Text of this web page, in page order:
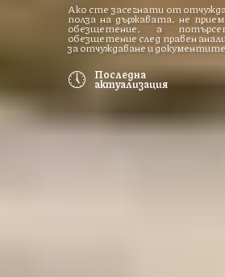
Ако сте засегнати от
полза на държавата, не
обезщетение, а
обезщетение след правен
за отчуждаване и документите
🕔 Последна
актуализация